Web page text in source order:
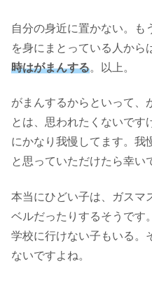
自分の身近に置かない。も
を身にまとっている人から
時はがまんする。以上。
がまんするからといって
とは、思われたくないです
にかなり我慢してます。我
と思っていただけたら幸い
本当にひどい子は、ガスマ
ベルだったりするそうです
学校に行けない子もいる。
ないですよね。